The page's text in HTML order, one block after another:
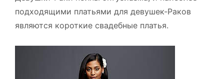
подходящими платьями для девушек-Раков
являются короткие свадебные платья.